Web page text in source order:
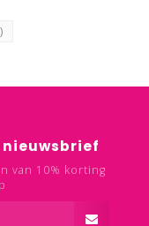
van 10% korting